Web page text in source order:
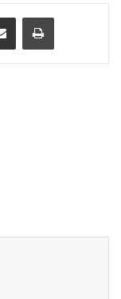
Share via Email Print